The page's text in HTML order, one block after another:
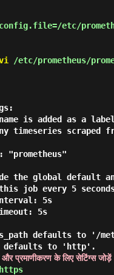
etc/
/etc/prometheus/
timeseries scraped
job every 5
और प्रमाणीकरण के लिए सेटिंग्स जोड़ें